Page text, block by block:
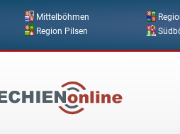
Mittelböhmen
Region Pilsen